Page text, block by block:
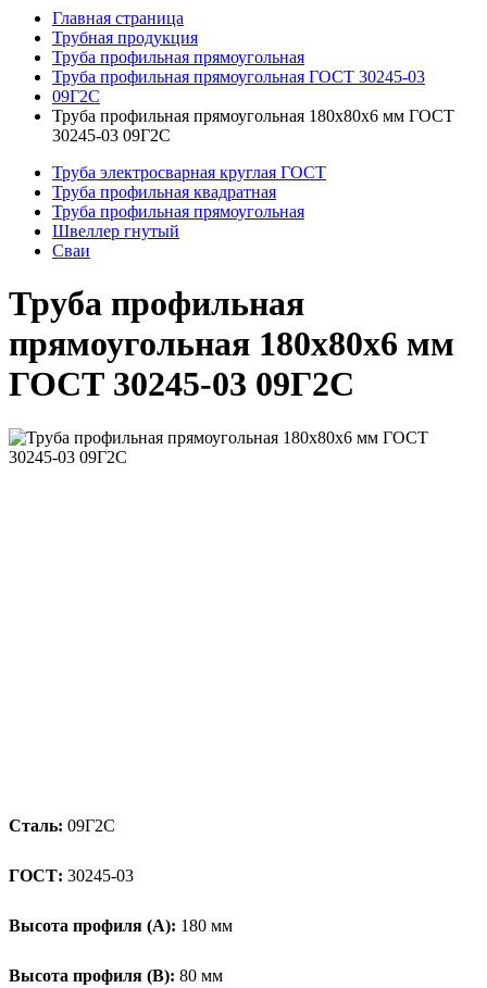
Главная страница
Трубная продукция
Труба профильная прямоугольная
Труба профильная прямоугольная ГОСТ 30245-03
09Г2С
Труба профильная прямоугольная 180x80x6 мм ГОСТ
30245-03 09Г2С
Труба электросварная круглая ГОСТ
Труба профильная квадратная
Труба профильная прямоугольная
Швеллер гнутый
Сваи
Труба профильная
прямоугольная 180x80x6 мм
ГОСТ 30245-03 09Г2С
Сталь: 09Г2С
ГОСТ: 30245-03
Высота профиля (А): 180 мм
Высота профиля (B): 80 мм